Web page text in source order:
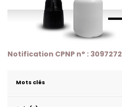
Notification CPNP n° : 3097272
Mots clés